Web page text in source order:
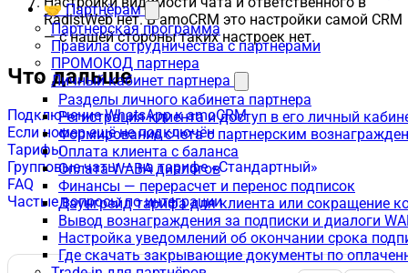
🤝 Партнёрам
Партнерская программа
Правила сотрудничества с партнерами
ПРОМОКОД партнера
Личный кабинет партнера
Разделы личного кабинета партнера
Регистрация клиента и доступ в его личный
Формирование счета с партнерским
Оплата клиента с баланса
Оплата WABA диалогов
Финансы — перерасчет и перенос подписок
Даунгрейд тарифа для клиента или сокращение
Вывод вознаграждения за подписки и диалоги
Настройка уведомлений об окончании срока
Где скачать закрывающие документы по
RadistWeb нет. В amoCRM это настройки самой CRM
— с нашей стороны таких настроек нет.
Что дальше
Подключение WhatsApp к amoCRM
Если номер ещё не подключён
Тарифы
Групповые чаты — на тарифе «Стандартный»
FAQ
Частые вопросы по интеграции